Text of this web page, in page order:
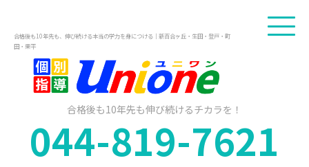
合格後も10年先も、伸び続ける本当の学力を身につける｜新百合ヶ丘・生田・登戸・町
田・栗平
合格後も10年先も伸び続けるチカラを！
044-819-7621